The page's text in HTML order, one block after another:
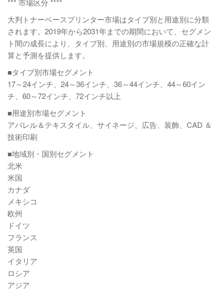
*** 市場区分 ****
大判トナーベースプリンター市場はタイプ別と用途別に分類
されます。2019年から2031年までの期間において、セグメン
ト間の成長により、タイプ別、用途別の市場規模の正確な計
算と予測を提供します。
■タイプ別市場セグメント
17～24インチ、24～36インチ、36～44インチ、44～60イン
チ、60～72インチ、72インチ以上
■用途別市場セグメント
アパレル＆テキスタイル、サイネージ、広告、装飾、CAD ＆
技術印刷
■地域別・国別セグメント
北米
米国
カナダ
メキシコ
欧州
ドイツ
フランス
英国
イタリア
ロシア
アジア